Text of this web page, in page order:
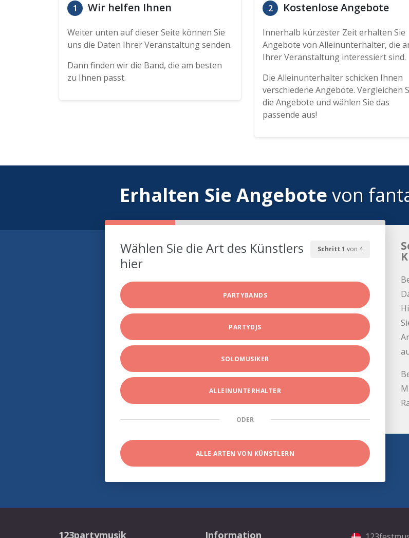
1 Wir helfen Ihnen
Weiter unten auf dieser Seite können Sie
uns die Daten Ihrer Veranstaltung senden.
Dann finden wir die Band, die am besten
zu Ihnen passt.
2 Kostenlose Angebote
Innerhalb kürzester Zeit erhalten Sie
Angebote von Alleinunterhalter, die
Ihrer Veranstaltung interessiert sind.
Die Alleinunterhalter schicken Ihnen
verschiedene Angebote. Vergleichen
die Angebote und wählen Sie das
passende aus!
Erhalten Sie Angebote von
Schritt 1 von 4
Wählen Sie die Art des Künstlers
hier
PARTYBANDS
PARTYDJS
SOLOMUSIKER
ALLEINUNTERHALTER
ODER
ALLE ARTEN VON KÜNSTLERN
123partymusik Information